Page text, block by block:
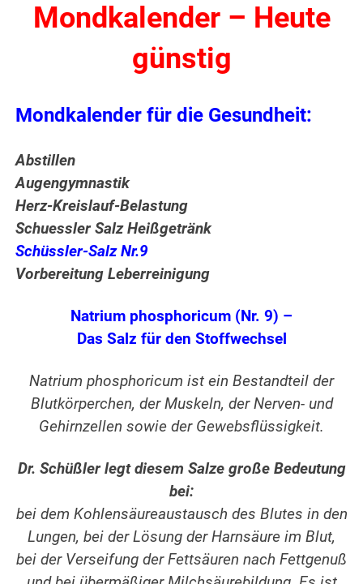
Mondkalender – Heute
günstig
Mondkalender für die Gesundheit:
Abstillen
Augengymnastik
Herz-Kreislauf-Belastung
Schuessler Salz Heißgetränk
Schüssler-Salz Nr.9
Vorbereitung Leberreinigung
Natrium phosphoricum (Nr. 9) –
Das Salz für den Stoffwechsel
Natrium phosphoricum ist ein Bestandteil der
Blutkörperchen, der Muskeln, der Nerven- und
Gehirnzellen sowie der Gewebsflüssigkeit.
Dr. Schüßler legt diesem Salze große Bedeutung
bei:
bei dem Kohlensäureaustausch des Blutes in den
Lungen, bei der Lösung der Harnsäure im Blut,
bei der Verseifung der Fettsäuren nach Fettgenuß